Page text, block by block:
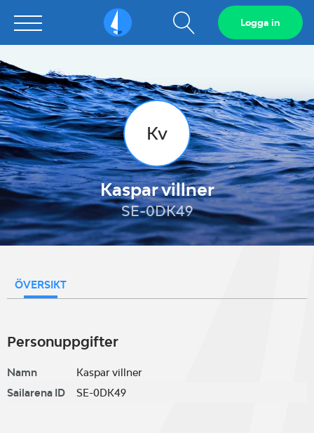
Sailarena Visa
sökfält
Logga in
Kv
Kaspar villner
SE-0DK49
ÖVERSIKT
Personuppgifter
Namn
Kaspar villner
Sailarena ID
SE-0DK49